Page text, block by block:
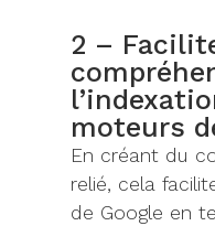
2 –
moteurs
En créant du
relié, cela
de Google en